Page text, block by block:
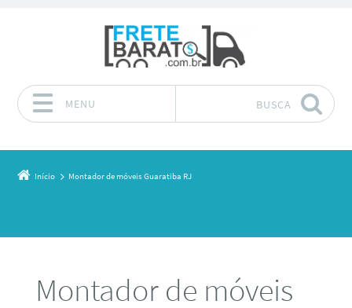
MENU BUSCA
Início Montador de móveis Guaratiba RJ
Montador de móveis